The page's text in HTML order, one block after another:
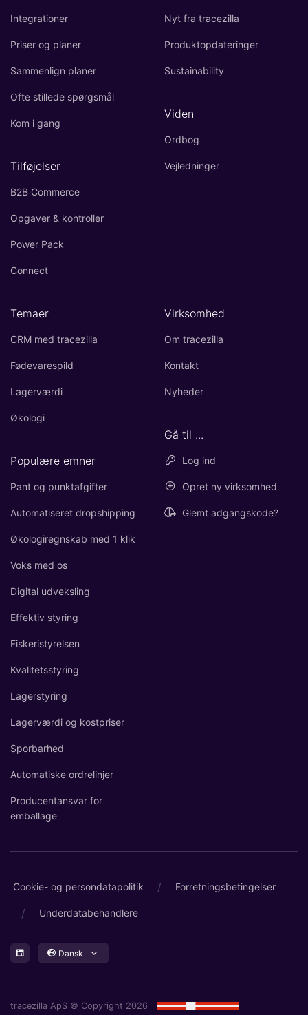
Integrationer
Priser og planer
Sammenlign planer
Ofte stillede spørgsmål
Kom i gang
Tilføjelser
B2B Commerce
Opgaver & kontroller
Power Pack
Connect
Nyt fra tracezilla
Produktopdateringer
Sustainability
Viden
Ordbog
Vejledninger
Temaer
CRM med tracezilla
Fødevarespild
Lagerværdi
Økologi
Populære emner
Pant og punktafgifter
Automatiseret dropshipping
Økologiregnskab med 1 klik
Voks med os
Digital udveksling
Effektiv styring
Fiskeristyrelsen
Kvalitetsstyring
Lagerstyring
Lagerværdi og kostpriser
Sporbarhed
Automatiske ordrelinjer
Producentansvar for
emballage
Virksomhed
Om tracezilla
Kontakt
Nyheder
Gå til ...
Log ind
Opret ny virksomhed
Glemt adgangskode?
Cookie- og persondatapolitik / Forretningsbetingelser
/ Underdatabehandlere
Dansk
tracezilla ApS © Copyright 2026